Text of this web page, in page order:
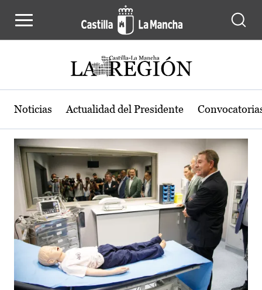
Actualidad de la región de Castilla-
Noticias Actualidad del Presidente